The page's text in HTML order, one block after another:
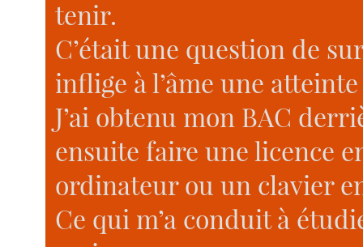
tenir.
C’était une question de
inflige à l’âme une
J’ai obtenu mon BAC
ensuite faire une licence
ordinateur ou un clavier
Ce qui m’a conduit à